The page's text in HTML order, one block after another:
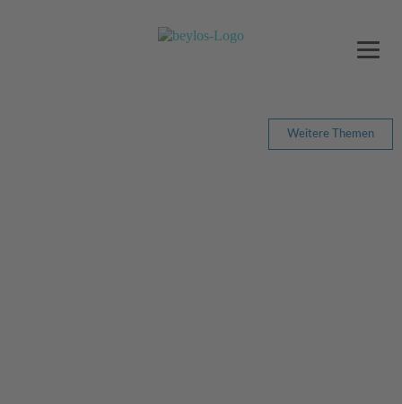
Weitere Themen